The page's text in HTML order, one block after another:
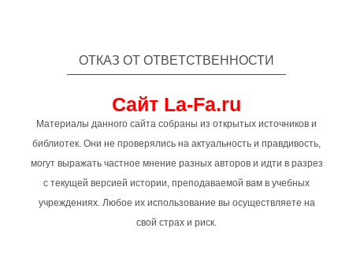
ОТКАЗ ОТ ОТВЕТСТВЕННОСТИ
Сайт La-Fa.ru
Материалы данного сайта собраны из открытых источников и
библиотек. Они не проверялись на актуальность и правдивость,
могут выражать частное мнение разных авторов и идти в разрез
с текущей версией истории, преподаваемой вам в учебных
учреждениях. Любое их использование вы осуществляете на
свой страх и риск.